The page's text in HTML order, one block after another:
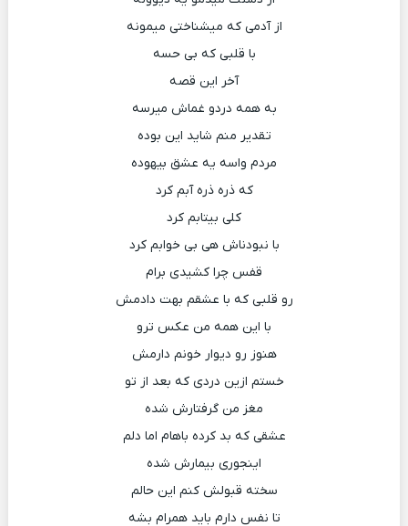
از آدمی که میشناختی میمونه
با قلبی که بی حسه
آخر این قصه
به همه دردو غماش میرسه
تقدیر منم شاید این بوده
مردم واسه یه عشق بیهوده
که ذره ذره آبم کرد
کلی بیتابم کرد
با نبودناش هی بی خوابم کرد
قفس چرا کشیدی برام
رو قلبی که با عشقم بهت دادمش
با این همه من عکس ترو
هنوز رو دیوار خونم دارمش
خستم ازین دردی که بعد از تو
مغز من گرفتارش شده
عشقی که بد کرده باهام اما دلم
اینجوری بیمارش شده
سخته قبولش کنم این حالم
تا نفس دارم باید همرام بشه